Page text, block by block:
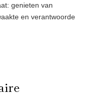
genieten van
en verantwoorde